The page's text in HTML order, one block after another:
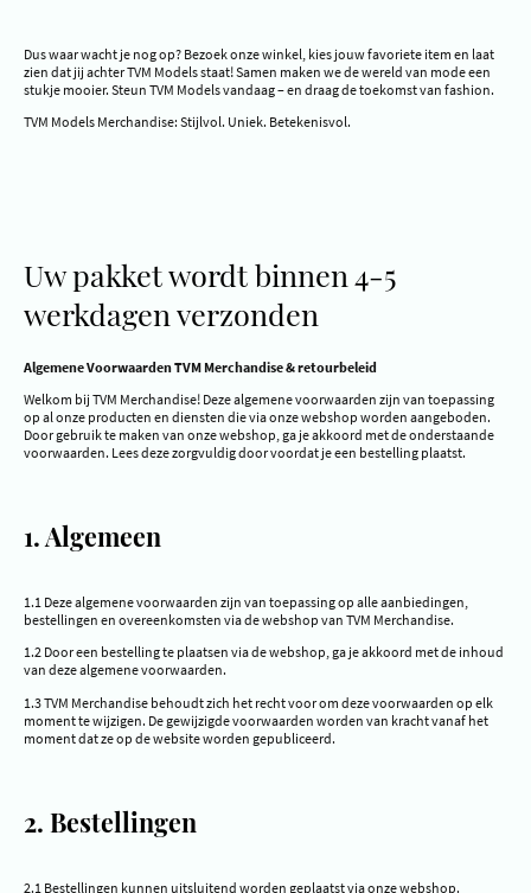
Dus waar wacht je nog op? Bezoek onze winkel, kies jouw favoriete item en laat
zien dat jij achter TVM Models staat! Samen maken we de wereld van mode een
stukje mooier. Steun TVM Models vandaag – en draag de toekomst van fashion.
TVM Models Merchandise: Stijlvol. Uniek. Betekenisvol.
Uw pakket wordt binnen 4-5
werkdagen verzonden
Algemene Voorwaarden TVM Merchandise & retourbeleid
Welkom bij TVM Merchandise! Deze algemene voorwaarden zijn van toepassing
op al onze producten en diensten die via onze webshop worden aangeboden.
Door gebruik te maken van onze webshop, ga je akkoord met de onderstaande
voorwaarden. Lees deze zorgvuldig door voordat je een bestelling plaatst.
1. Algemeen
1.1 Deze algemene voorwaarden zijn van toepassing op alle aanbiedingen,
bestellingen en overeenkomsten via de webshop van TVM Merchandise.
1.2 Door een bestelling te plaatsen via de webshop, ga je akkoord met de inhoud
van deze algemene voorwaarden.
1.3 TVM Merchandise behoudt zich het recht voor om deze voorwaarden op elk
moment te wijzigen. De gewijzigde voorwaarden worden van kracht vanaf het
moment dat ze op de website worden gepubliceerd.
2. Bestellingen
2.1 Bestellingen kunnen uitsluitend worden geplaatst via onze webshop.